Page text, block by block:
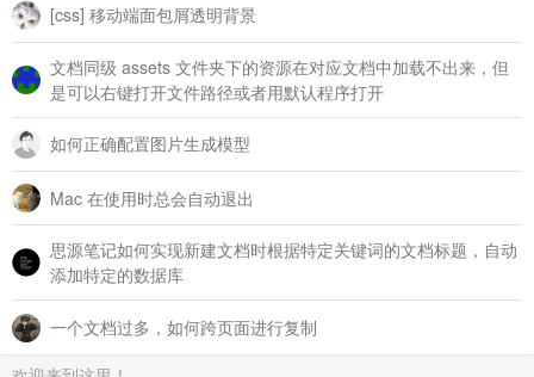
[css] 移动端面包屑透明背景
文档同级 assets 文件夹下的资源在对应文档中加载不出来，但
是可以右键打开文件路径或者用默认程序打开
如何正确配置图片生成模型
Mac 在使用时总会自动退出
思源笔记如何实现新建文档时根据特定关键词的文档标题，自动
添加特定的数据库
一个文档过多，如何跨页面进行复制